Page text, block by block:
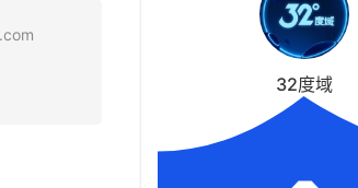
32度域